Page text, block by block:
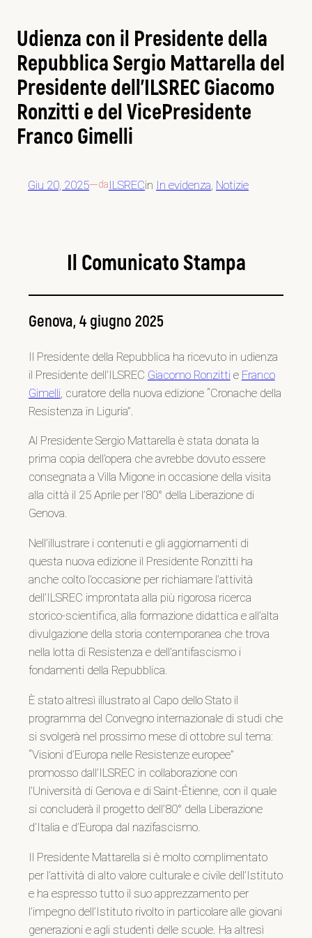
Udienza con il Presidente della
Repubblica Sergio Mattarella del
Presidente dell’ILSREC Giacomo
Ronzitti e del VicePresidente
Franco Gimelli
Giu 20, 2025—daILSRECin In evidenza Notizie
Il Comunicato Stampa
Genova, 4 giugno 2025
Il Presidente della Repubblica ha ricevuto in udienza
il Presidente dell’ILSREC Giacomo Ronzittie Franco
Gimelli, curatore della nuova edizione “Cronache della
Resistenza in Liguria”.
Al Presidente Sergio Mattarella è stata donata la
prima copia dell’opera che avrebbe dovuto essere
consegnata a Villa Migone in occasione della visita
alla città il 25 Aprile per l’80° della Liberazione di
Genova.
Nell’illustrare i contenuti e gli aggiornamenti di
questa nuova edizione il Presidente Ronzitti ha
anche colto l’occasione per richiamare l’attività
dell’ILSREC improntata alla più rigorosa ricerca
storico-scientifica, alla formazione didattica e all’alta
divulgazione della storia contemporanea che trova
nella lotta di Resistenza e dell’antifascismo i
fondamenti della Repubblica.
È stato altresì illustrato al Capo dello Stato il
programma del Convegno internazionale di studi che
si svolgerà nel prossimo mese di ottobre sul tema:
“Visioni d’Europa nelle Resistenze europee”
promosso dall’ILSREC in collaborazione con
l’Università di Genova e di Saint-Étienne, con il quale
si concluderà il progetto dell’80° della Liberazione
d’Italia e d’Europa dal nazifascismo.
Il Presidente Mattarella si è molto complimentato
per l’attività di alto valore culturale e civile dell’Istituto
e ha espresso tutto il suo apprezzamento per
l’impegno dell’Istituto rivolto in particolare alle giovani
generazioni e agli studenti delle scuole. Ha altresì